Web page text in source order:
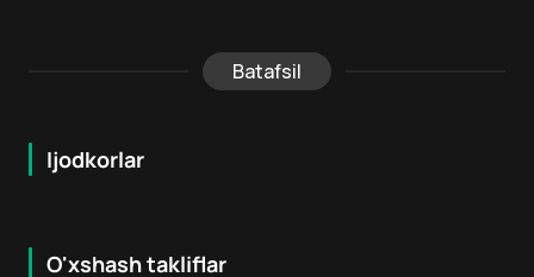
Batafsil
Ijodkorlar
O'xshash takliflar
18 + 7.4